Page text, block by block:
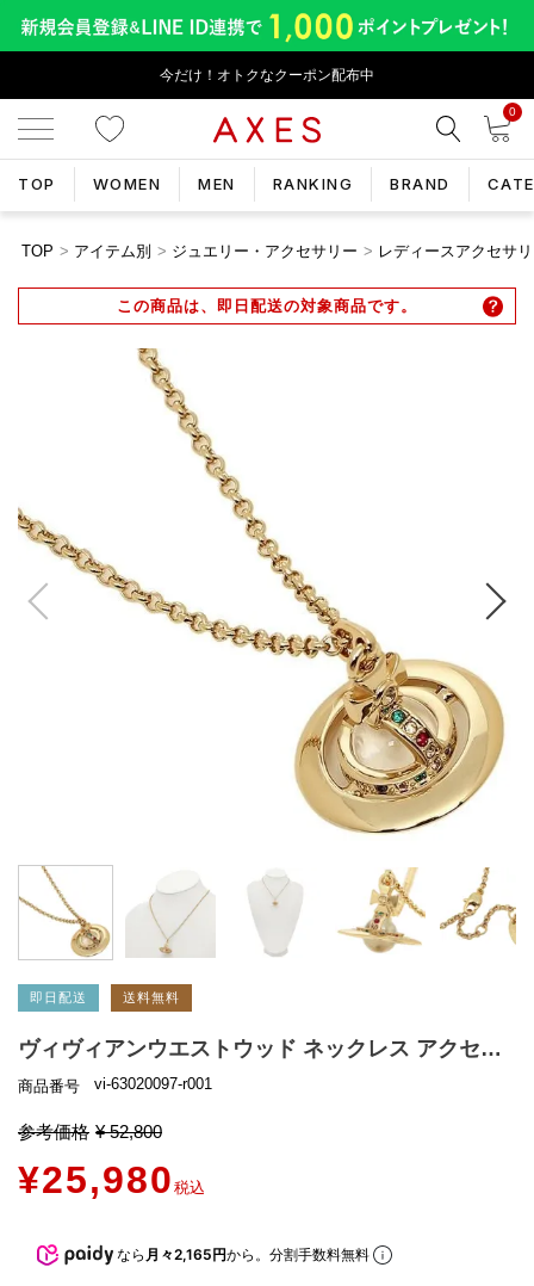
今だけ！オトクなクーポン配布中
0
TOP WOMEN MEN RANKING BRAND
TOP アイテム別 ジュエリー・アクセサリー レディースアクセサ
この商品は、即日配送の対象商品です。
即日配送 送料無料
ヴィヴィアンウエストウッド ネックレス アクセサリー VIVIENNE WESTWOOD 63020097 R001 752014B/2 TINY ORB タイニーオーブ レディース ペンダント イエローゴールド
商品番号 vi-63020097-r001
参考価格 ¥ 52,800
¥25,980 税込
なら 月々2,165円から。分割手数料無料